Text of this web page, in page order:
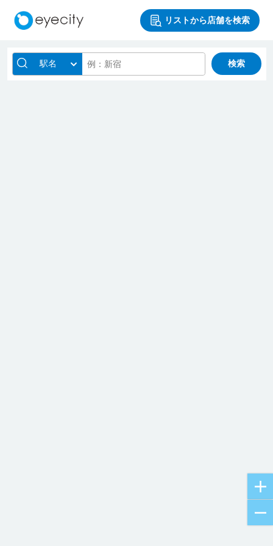
リストから店舗を検索
駅名 検索